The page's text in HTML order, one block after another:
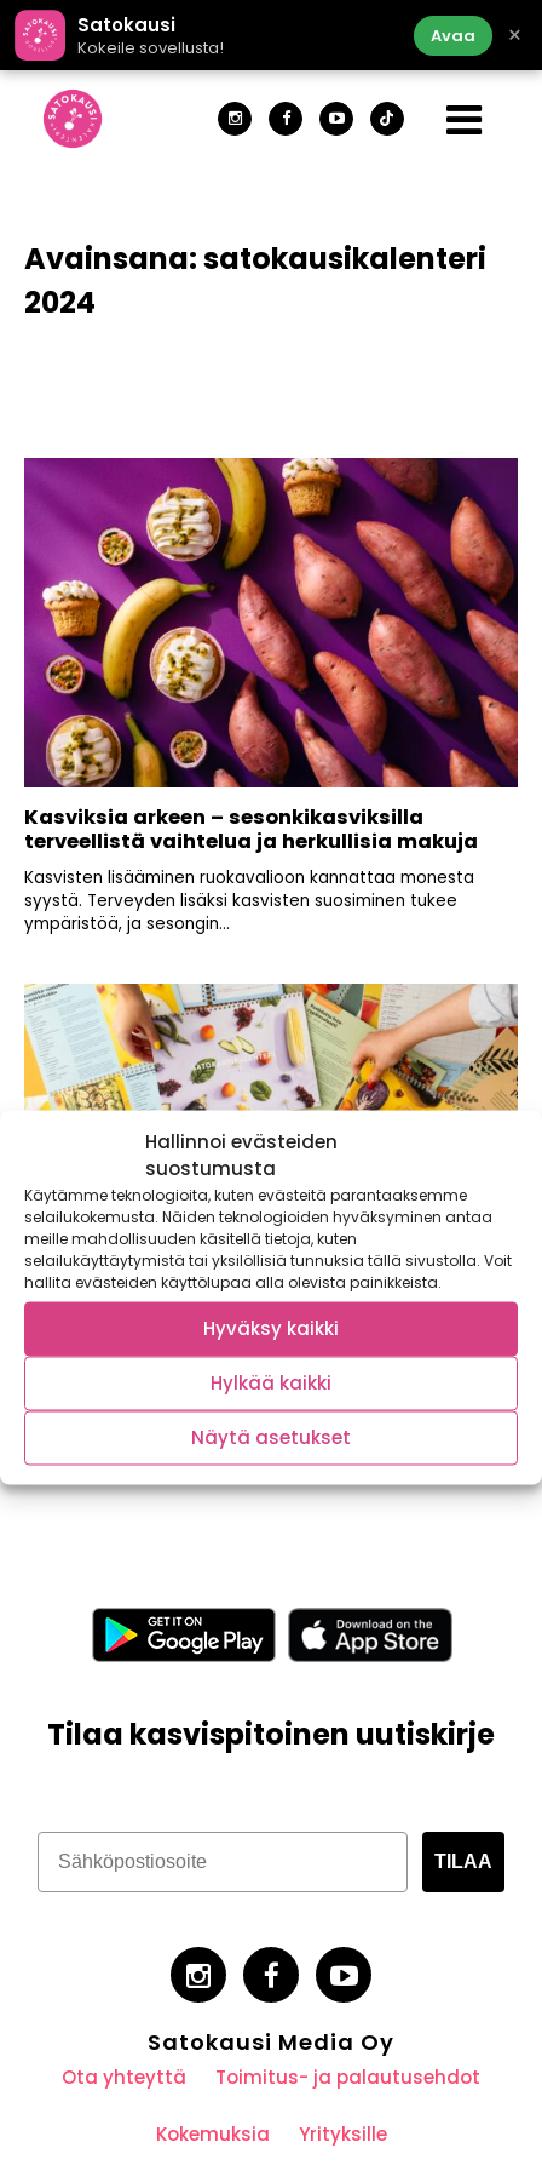
Hallinnoi evästeiden
suostumusta
Käytämme teknologioita, kuten evästeitä parantaaksemme
selailukokemusta. Näiden teknologioiden hyväksyminen antaa
meille mahdollisuuden käsitellä tietoja, kuten
selailukäyttäytymistä tai yksilöllisiä tunnuksia tällä sivustolla. Voit
hallita evästeiden käyttölupaa alla olevista painikkeista.
Hyväksy kaikki
Hylkää kaikki
Näytä asetukset
Satokausi
Kokeile sovellusta!
Avaa ×
Avainsana:satokausikalenteri
2024
Kasviksia arkeen – sesonkikasviksilla
terveellistä vaihtelua ja herkullisia makuja
Kasvisten lisääminen ruokavalioon kannattaa monesta
syystä. Terveyden lisäksi kasvisten suosiminen tukee
ympäristöä, ja sesongin...
Satokausikalenteri täyttää 10 vuotta ja
julkaisee historiansa parhaan seinäkalenterin
Satokausikalenteri viettää 10. juhlavuottansa, jonka
kunniaksi tuleva, vuoden 2024 Satokausikalenteri on
suurempi, upeampi ja...
Tilaa kasvispitoinen uutiskirje
TILAA
Satokausi Media Oy
Ota yhteyttä Toimitus- ja palautusehdot
Kokemuksia Yrityksille